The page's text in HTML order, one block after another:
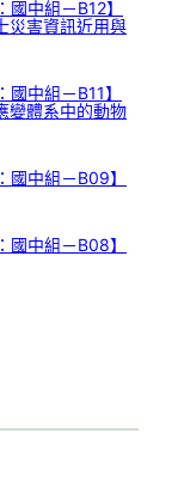
中組－B12】
災害資訊近用與
中組－B11】
變體系中的動物
國中組－B09】
國中組－B08】